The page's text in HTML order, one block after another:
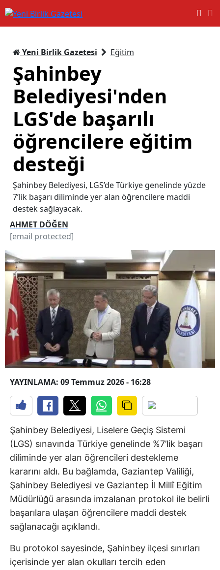
Yeni Birlik Gazetesi Eğitim
Şahinbey
Belediyesi'nden
LGS'de başarılı
öğrencilere eğitim
desteği
Şahinbey Belediyesi, LGS’de Türkiye genelinde yüzde
7’lik başarı diliminde yer alan öğrencilere maddi
destek sağlayacak.
AHMET DÖĞEN
[email protected]
YAYINLAMA: 09 Temmuz 2026 - 16:28
Şahinbey Belediyesi, Liselere Geçiş Sistemi
(LGS) sınavında Türkiye genelinde %7’lik başarı
diliminde yer alan öğrencileri destekleme
kararını aldı. Bu bağlamda, Gaziantep Valiliği,
Şahinbey Belediyesi ve Gaziantep İl Millî Eğitim
Müdürlüğü arasında imzalanan protokol ile belirli
başarılara ulaşan öğrencilere maddi destek
sağlanacağı açıklandı.
Bu protokol sayesinde, Şahinbey ilçesi sınırları
içerisinde yer alan okulları tercih eden